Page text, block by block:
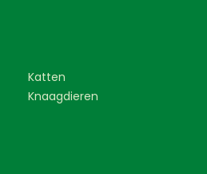
Katten
Knaagdieren